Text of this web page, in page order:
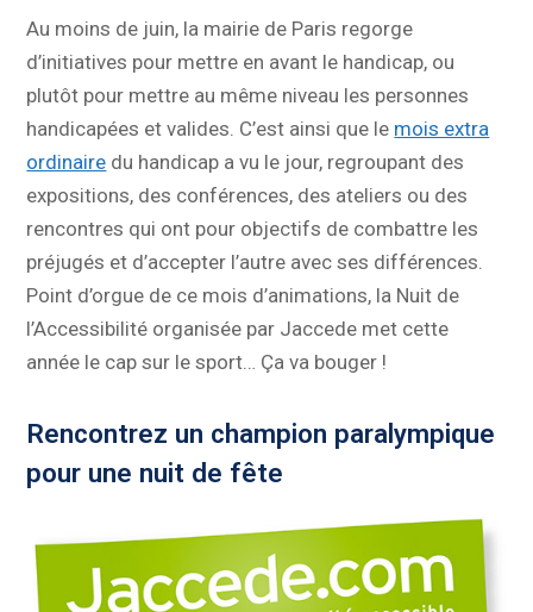
Au moins de juin, la mairie de Paris regorge
d’initiatives pour mettre en avant le handicap, ou
plutôt pour mettre au même niveau les personnes
handicapées et valides. C’est ainsi que le mois extra
ordinaire du handicap a vu le jour, regroupant des
expositions, des conférences, des ateliers ou des
rencontres qui ont pour objectifs de combattre les
préjugés et d’accepter l’autre avec ses différences.
Point d’orgue de ce mois d’animations, la Nuit de
l’Accessibilité organisée par Jaccede met cette
année le cap sur le sport… Ça va bouger !
Rencontrez un champion paralympique
pour une nuit de fête